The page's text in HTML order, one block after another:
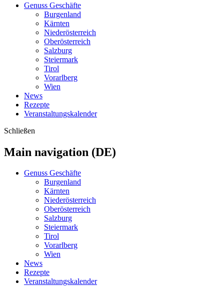
Genuss Geschäfte
Burgenland
Kärnten
Niederösterreich
Oberösterreich
Salzburg
Steiermark
Tirol
Vorarlberg
Wien
News
Rezepte
Veranstaltungskalender
Schließen
Main navigation (DE)
Genuss Geschäfte
Burgenland
Kärnten
Niederösterreich
Oberösterreich
Salzburg
Steiermark
Tirol
Vorarlberg
Wien
News
Rezepte
Veranstaltungskalender